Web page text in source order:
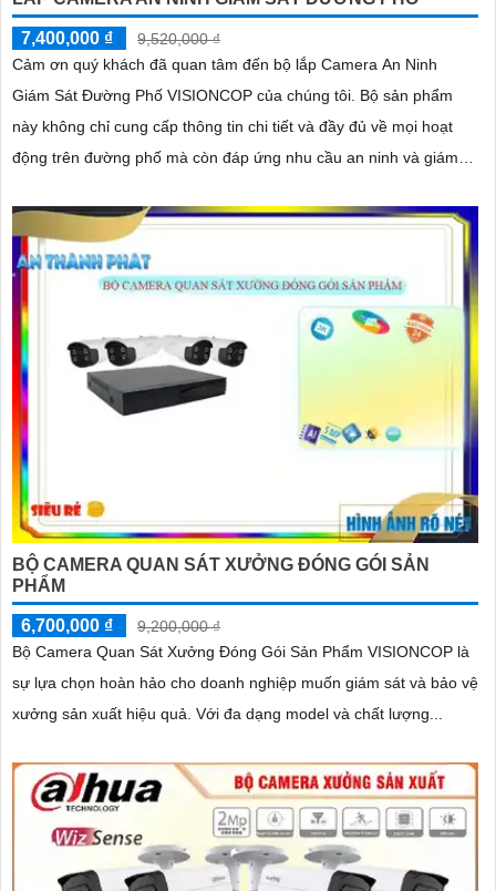
7,400,000 ₫
9,520,000 ₫
Cảm ơn quý khách đã quan tâm đến bộ lắp Camera An Ninh
Giám Sát Đường Phố VISIONCOP của chúng tôi. Bộ sản phẩm
này không chỉ cung cấp thông tin chi tiết và đầy đủ về mọi hoạt
động trên đường phố mà còn đáp ứng nhu cầu an ninh và giám
BỘ CAMERA QUAN SÁT XƯỞNG ĐÓNG GÓI SẢN
PHẨM
6,700,000 ₫
9,200,000 ₫
Bộ Camera Quan Sát Xưởng Đóng Gói Sản Phẩm VISIONCOP là
sự lựa chọn hoàn hảo cho doanh nghiệp muốn giám sát và bảo vệ
xưởng sản xuất hiệu quả. Với đa dạng model và chất lượng...